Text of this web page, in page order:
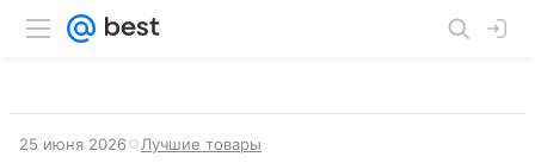
25 июня 2026 Лучшие товары